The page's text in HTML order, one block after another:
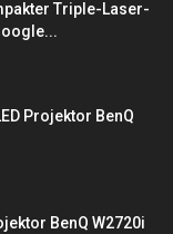
Triple-Laser-
Projektor BenQ
BenQ W2720i